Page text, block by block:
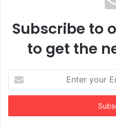
Subscribe to
to get the
your
Email